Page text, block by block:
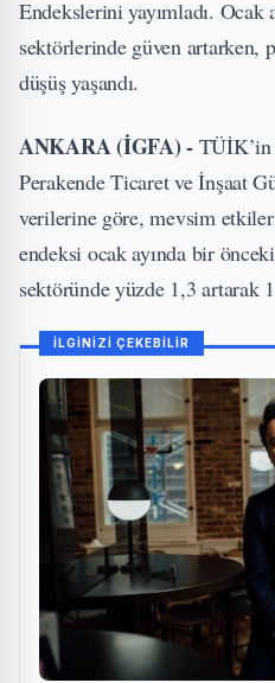
Endekslerini yayımladı. Ocak
sektörlerinde güven artarken,
düşüş yaşandı.
ANKARA (İGFA) - TÜİK’in
Perakende Ticaret ve İnşaat
verilerine göre, mevsim
endeksi ocak ayında bir
sektöründe yüzde 1,3 artarak
İLGİNİZİ ÇEKEBİLİR